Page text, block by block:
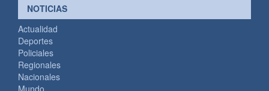
NOTICIAS
Actualidad
Deportes
Policiales
Regionales
Nacionales
Mundo